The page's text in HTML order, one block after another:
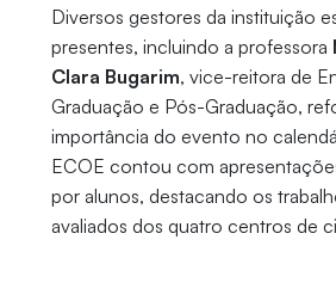
Diversos gestores da instituição
presentes, incluindo a professora
Clara Bugarim, vice-reitora de
Graduação e Pós-Graduação,
importância do evento no
ECOE contou com
por alunos, destacando os
avaliados dos quatro centros de